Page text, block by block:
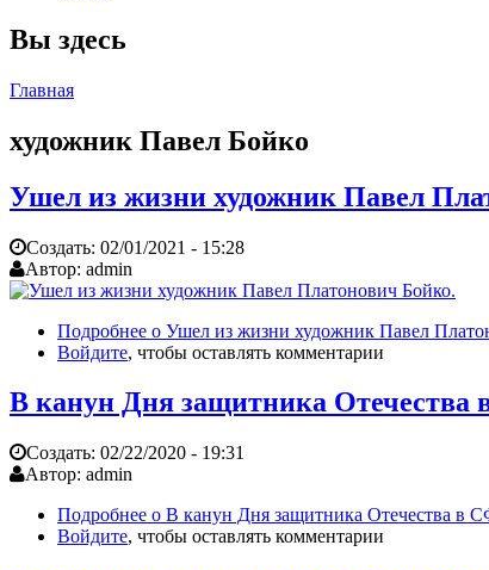
Вы здесь
Главная
художник Павел Бойко
Ушел из жизни художник Павел
Создать: 02/01/2021 - 15:28
Автор: admin
Подробнее о Ушел из жизни художник Павел
Войдите, чтобы оставлять комментарии
В канун Дня защитника Отечества
Создать: 02/22/2020 - 19:31
Автор: admin
Подробнее о В канун Дня защитника Отечества в
Войдите, чтобы оставлять комментарии